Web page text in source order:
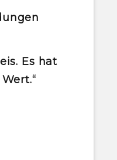
Es hat